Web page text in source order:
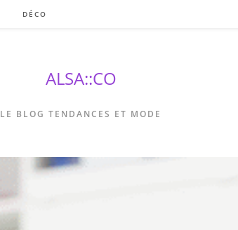
DÉCO
ALSA::CO
LE BLOG TENDANCES ET MODE